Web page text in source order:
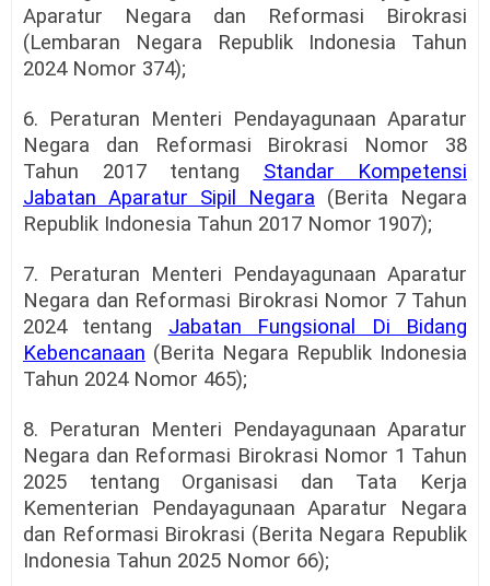
Aparatur Negara dan Reformasi Birokrasi
(Lembaran Negara Republik Indonesia Tahun
2024 Nomor 374);
6. Peraturan Menteri Pendayagunaan Aparatur
Negara dan Reformasi Birokrasi Nomor 38
Tahun 2017 tentang Standar Kompetensi
Jabatan Aparatur Sipil Negara (Berita Negara
Republik Indonesia Tahun 2017 Nomor 1907);
7. Peraturan Menteri Pendayagunaan Aparatur
Negara dan Reformasi Birokrasi Nomor 7 Tahun
2024 tentang Jabatan Fungsional Di Bidang
Kebencanaan (Berita Negara Republik Indonesia
Tahun 2024 Nomor 465);
8. Peraturan Menteri Pendayagunaan Aparatur
Negara dan Reformasi Birokrasi Nomor 1 Tahun
2025 tentang Organisasi dan Tata Kerja
Kementerian Pendayagunaan Aparatur Negara
dan Reformasi Birokrasi (Berita Negara Republik
Indonesia Tahun 2025 Nomor 66);